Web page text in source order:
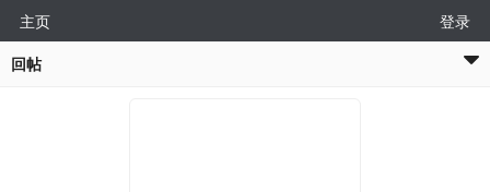
主页
登录
回帖